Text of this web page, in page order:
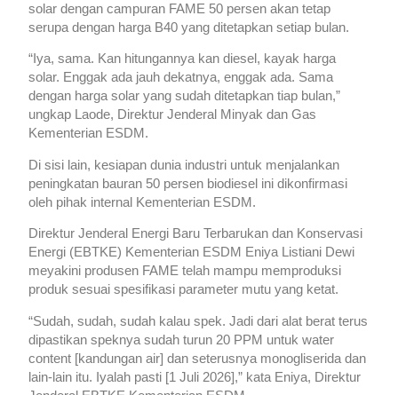
solar dengan campuran FAME 50 persen akan tetap
serupa dengan harga B40 yang ditetapkan setiap bulan.
“Iya, sama. Kan hitungannya kan diesel, kayak harga
solar. Enggak ada jauh dekatnya, enggak ada. Sama
dengan harga solar yang sudah ditetapkan tiap bulan,”
ungkap Laode, Direktur Jenderal Minyak dan Gas
Kementerian ESDM.
Di sisi lain, kesiapan dunia industri untuk menjalankan
peningkatan bauran 50 persen biodiesel ini dikonfirmasi
oleh pihak internal Kementerian ESDM.
Direktur Jenderal Energi Baru Terbarukan dan Konservasi
Energi (EBTKE) Kementerian ESDM Eniya Listiani Dewi
meyakini produsen FAME telah mampu memproduksi
produk sesuai spesifikasi parameter mutu yang ketat.
“Sudah, sudah, sudah kalau spek. Jadi dari alat berat terus
dipastikan speknya sudah turun 20 PPM untuk water
content [kandungan air] dan seterusnya monogliserida dan
lain-lain itu. Iyalah pasti [1 Juli 2026],” kata Eniya, Direktur